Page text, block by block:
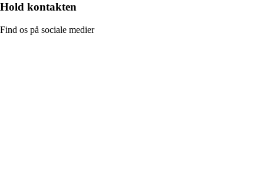
Hold kontakten
Find os på sociale medier